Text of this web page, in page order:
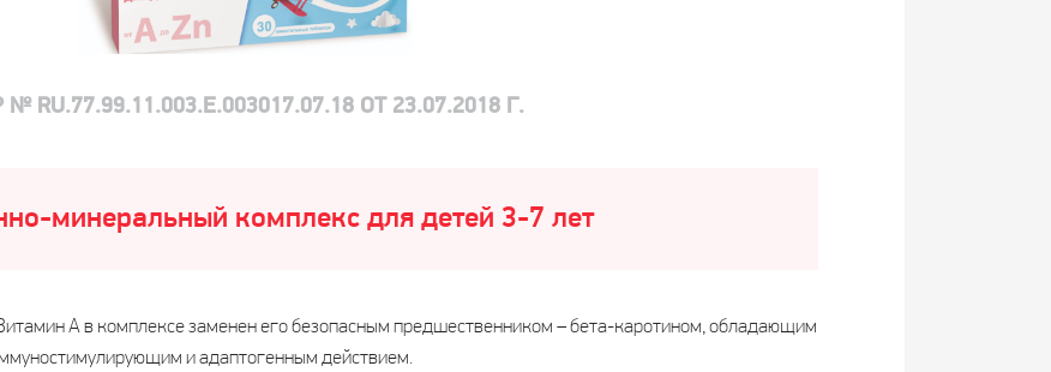
№ RU.77.99.11.003.Е.003017.07.18 ОТ 23.07.2018 Г.
минеральный комплекс для детей 3-7 лет
А в комплексе заменен его безопасным предшественником – бета-каротином, обладающим
и адаптогенным действием.